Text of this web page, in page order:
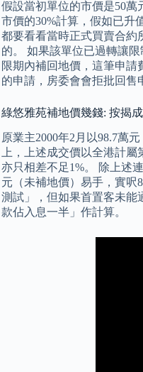
假設當初單位的市價是50萬
市價的30%計算，假如已升
都要看看當時正式買賣合約
的。 如果該單位已過轉讓
限期內補回地價，這筆申請
的申請，房委會會拒批回售
綠悠雅苑補地價幾錢: 按揭成
原業主2000年2月以98.7萬
上，上述成交價以全港計
亦只相差不足1%。 除上述
元（未補地價）易手，實呎
測試」，但如果首置客未能
款佔入息一半」作計算。